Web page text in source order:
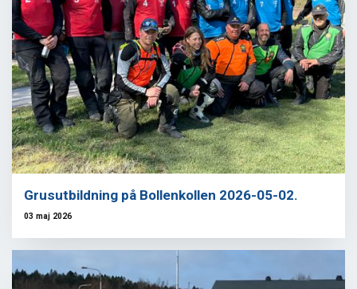
Grusutbildning på Bollenkollen 2026-05-02.
03 maj 2026